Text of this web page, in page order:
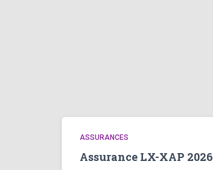
ASSURANCES
Assurance LX-XAP 2026